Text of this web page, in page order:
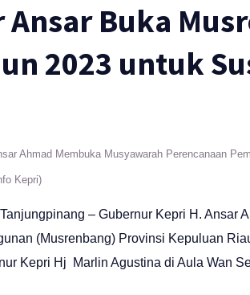
Ansar Buka
2023 untuk
Ahmad Membuka Musyawarah Perencanaan
Kepri)
– Gubernur Kepri H. Ansar
(Musrenbang) Provinsi Kepuluan
Kepri Hj Marlin Agustina di Aula Wan